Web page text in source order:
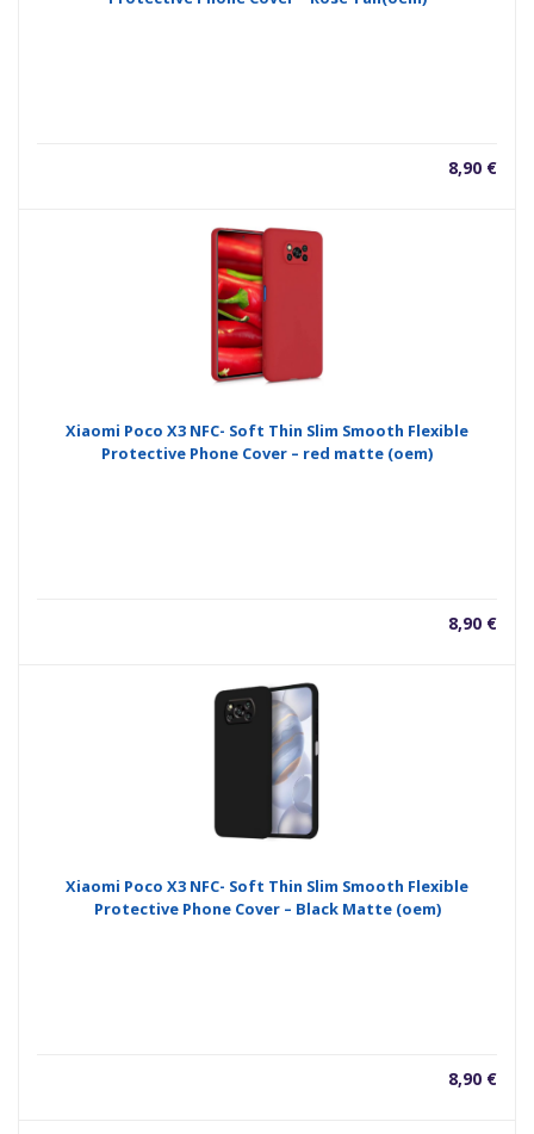
8,90 €
Xiaomi Poco X3 NFC- Soft Thin Slim Smooth Flexible
Protective Phone Cover – red matte (oem)
8,90 €
Xiaomi Poco X3 NFC- Soft Thin Slim Smooth Flexible
Protective Phone Cover – Black Matte (oem)
8,90 €